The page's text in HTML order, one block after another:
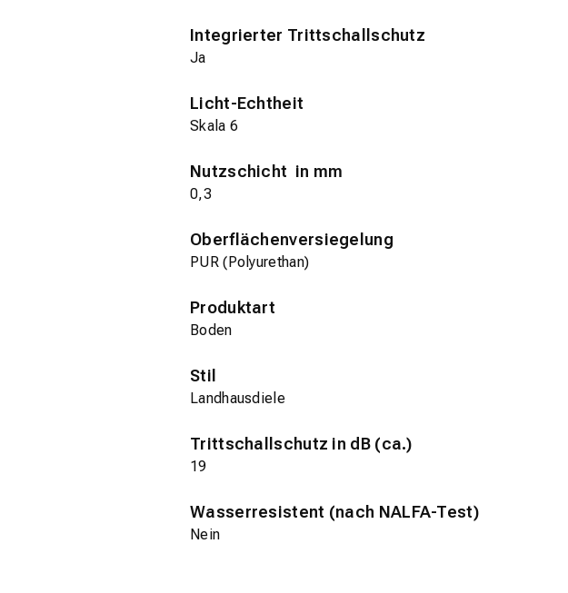
Integrierter Trittschallschutz
Ja
Licht-Echtheit
Skala 6
Nutzschicht in mm
0,3
Oberflächenversiegelung
PUR (Polyurethan)
Produktart
Boden
Stil
Landhausdiele
Trittschallschutz in dB (ca.)
19
Wasserresistent (nach NALFA-Test)
Nein